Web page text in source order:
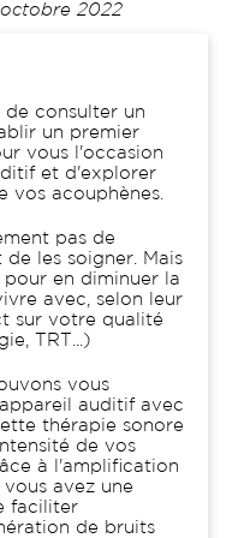
2022
de consulter un
un premier
vous l'occasion
et d'explorer
vos acouphènes.
pas de
les soigner. Mais
en diminuer la
avec, selon leur
sur votre qualité
TRT...)
vous
auditif avec
thérapie sonore
de vos
à l'amplification
avez une
faciliter
de bruits